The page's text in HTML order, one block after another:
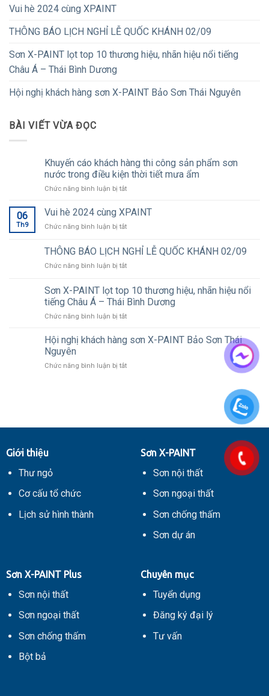
Vui hè 2024 cùng XPAINT
THÔNG BÁO LỊCH NGHỈ LỄ QUỐC KHÁNH 02/09
Sơn X-PAINT lọt top 10 thương hiệu, nhãn hiệu nổi tiếng
Châu Á – Thái Bình Dương
Hội nghị khách hàng sơn X-PAINT Bảo Sơn Thái Nguyên
BÀI VIẾT VỪA ĐỌC
Khuyến cáo khách hàng thi công sản phẩm sơn
nước trong điều kiện thời tiết mưa ẩm
Chức năng bình luận bị tắtở
cáo
hàng
công
phẩm
nước
trong
kiện
tiết
06
Th9
Vui hè 2024 cùng XPAINT
Chức năng bình luận bị tắtở
hè
2024
cùng
THÔNG BÁO LỊCH NGHỈ LỄ QUỐC KHÁNH 02/09
Chức năng bình luận bị tắtở
BÁO
LỊCH
NGHỈ
LỄ
KHÁNH
02/09
Sơn X-PAINT lọt top 10 thương hiệu, nhãn hiệu nổi
tiếng Châu Á – Thái Bình Dương
Chức năng bình luận bị tắtở
PAINT
top
nổi
Châu
Hội nghị khách hàng sơn X-PAINT Bảo Sơn Thái
Nguyên
Chức năng bình luận bị tắtở
X-
Giới thiệu
Thư ngỏ
Cơ cấu tổ chức
Lịch sử hình thành
Sơn X-PAINT
Sơn nội thất
Sơn ngoại thất
Sơn chống thấm
Sơn dự án
Sơn X-PAINT Plus
Sơn nội thất
Sơn ngoại thất
Sơn chống thấm
Bột bả
Chuyên mục
Tuyển dụng
Đăng ký đại lý
Tư vấn